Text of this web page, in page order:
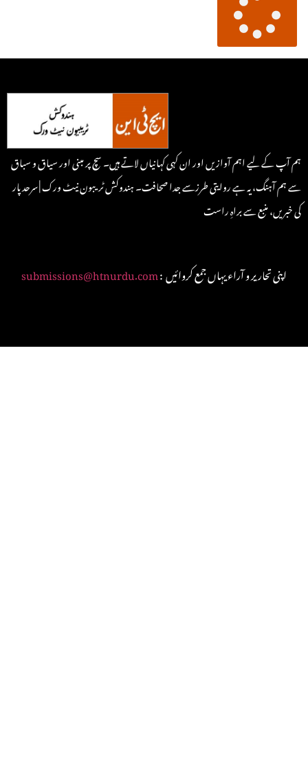
ہم آپ کے لیے اہم آوازیں اور ان کہی کہانیاں لاتے ہیں۔ سچ پر مبنی اور سیاق و سباق
سے ہم آہنگ، یہ ہے روایتی طرزسے جدا صحافت۔ ہندوکش ٹریبون نیٹ ورک | سرحد پار
کی خبریں، منبع سے براہِ راست
submissions@htnurdu.com : اپنی تحاریر و آراء یہاں جمع کروائیں